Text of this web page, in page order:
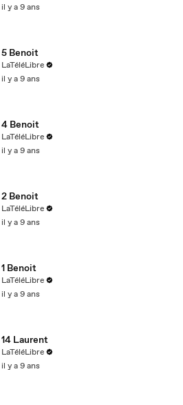
il y a 9 ans
5 Benoit
LaTéléLibre
il y a 9 ans
4 Benoit
LaTéléLibre
il y a 9 ans
2 Benoit
LaTéléLibre
il y a 9 ans
1 Benoit
LaTéléLibre
il y a 9 ans
14 Laurent
LaTéléLibre
il y a 9 ans